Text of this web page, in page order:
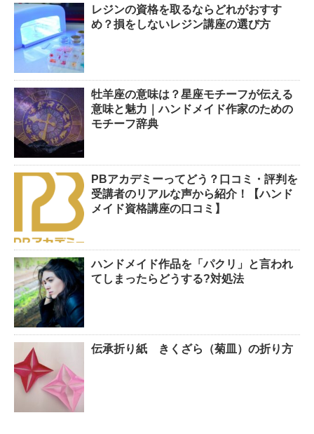
レジンの資格を取るならどれがおすす
め？損をしないレジン講座の選び方
牡羊座の意味は？星座モチーフが伝える
意味と魅力｜ハンドメイド作家のための
モチーフ辞典
PBアカデミーってどう？口コミ・評判を
受講者のリアルな声から紹介！【ハンド
メイド資格講座の口コミ】
ハンドメイド作品を「パクリ」と言われ
てしまったらどうする?対処法
伝承折り紙 きくざら（菊皿）の折り方